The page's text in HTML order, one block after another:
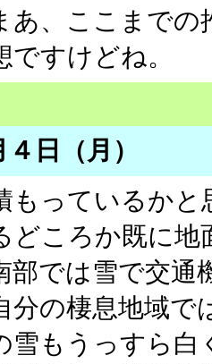
、ここまでの
ですけどね。
４日（月）
もっているか
どころか既に地
部では雪で交通
分の棲息地域で
雪もうっすら白